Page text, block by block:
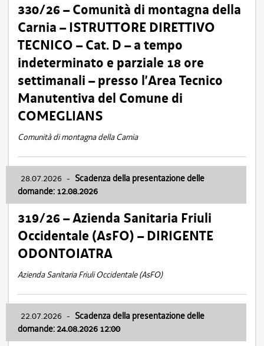
330/26 – Comunità di montagna della
Carnia – ISTRUTTORE DIRETTIVO
TECNICO – Cat. D – a tempo
indeterminato e parziale 18 ore
settimanali – presso l’Area Tecnico
Manutentiva del Comune di
COMEGLIANS
Comunità di montagna della Carnia
28.07.2026 - Scadenza della presentazione delle
domande: 12.08.2026
319/26 – Azienda Sanitaria Friuli
Occidentale (AsFO) – DIRIGENTE
ODONTOIATRA
Azienda Sanitaria Friuli Occidentale (AsFO)
22.07.2026 - Scadenza della presentazione delle
domande: 24.08.2026 12:00